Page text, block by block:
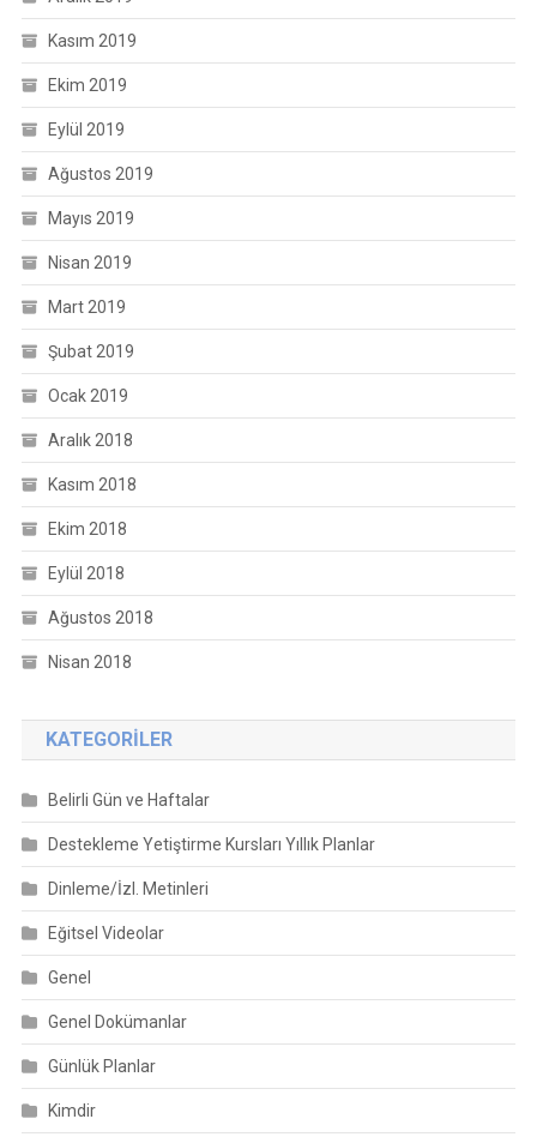
Kasım 2019
Ekim 2019
Eylül 2019
Ağustos 2019
Mayıs 2019
Nisan 2019
Mart 2019
Şubat 2019
Ocak 2019
Aralık 2018
Kasım 2018
Ekim 2018
Eylül 2018
Ağustos 2018
Nisan 2018
KATEGORILER
Belirli Gün ve Haftalar
Destekleme Yetiştirme Kursları Yıllık Planlar
Dinleme/İzl. Metinleri
Eğitsel Videolar
Genel
Genel Dokümanlar
Günlük Planlar
Kimdir